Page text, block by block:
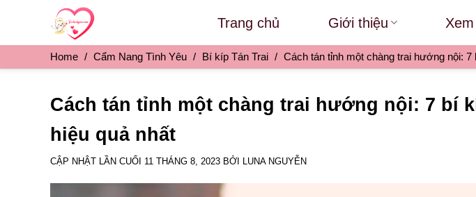
content
Trang chủ Giới thiệu
Home / Cẩm Nang Tình Yêu / Bí kíp Tán Trai / Cách tán tỉnh một chàng trai hướng nội:
Cách tán tỉnh một chàng trai hướng nội: 7 bí
hiệu quả nhất
CẬP NHẬT LẦN CUỐI 11 THÁNG 8, 2023 BỞI LUNA NGUYỄN